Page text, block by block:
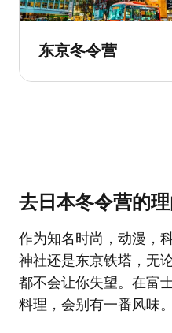
东京冬令营
去日本冬令营的
作为知名时尚，动漫，
神社还是东京铁塔，无
都不会让你失望。在富
料理，会别有一番风味。